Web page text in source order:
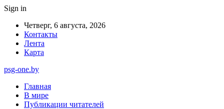
Sign in
Четверг, 6 августа, 2026
Контакты
Лента
Карта
psg-one.by
Главная
В мире
Публикации читателей